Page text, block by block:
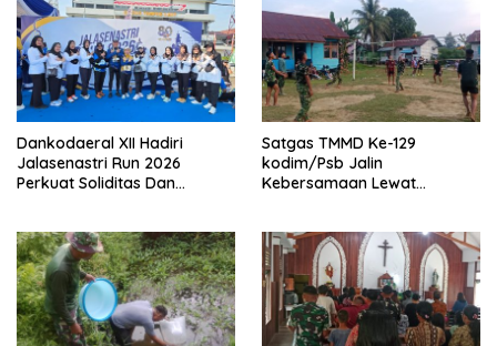
Dankodaeral XII Hadiri
Jalasenastri Run 2026
Perkuat Soliditas Dan
Satgas TMMD Ke-129
kodim/Psb Jalin
Kebersamaan Lewat